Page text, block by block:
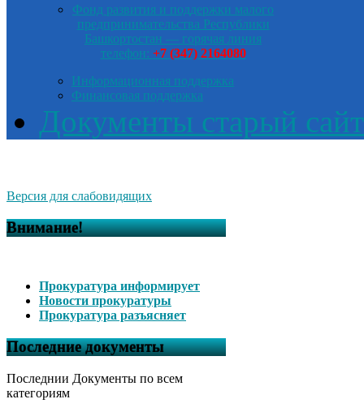
Фонд развития и поддержки малого
предпринимательства Республики
Башкортостан — горячая линия
телефон: +7 (347) 2164080
Информационная поддержка
Финансовая поддержка
Документы старый сайт
Версия для слабовидящих
Внимание!
Прокуратура информирует
Новости прокуратуры
Прокуратура разъясняет
Последние документы
Последнии Документы по всем
категориям